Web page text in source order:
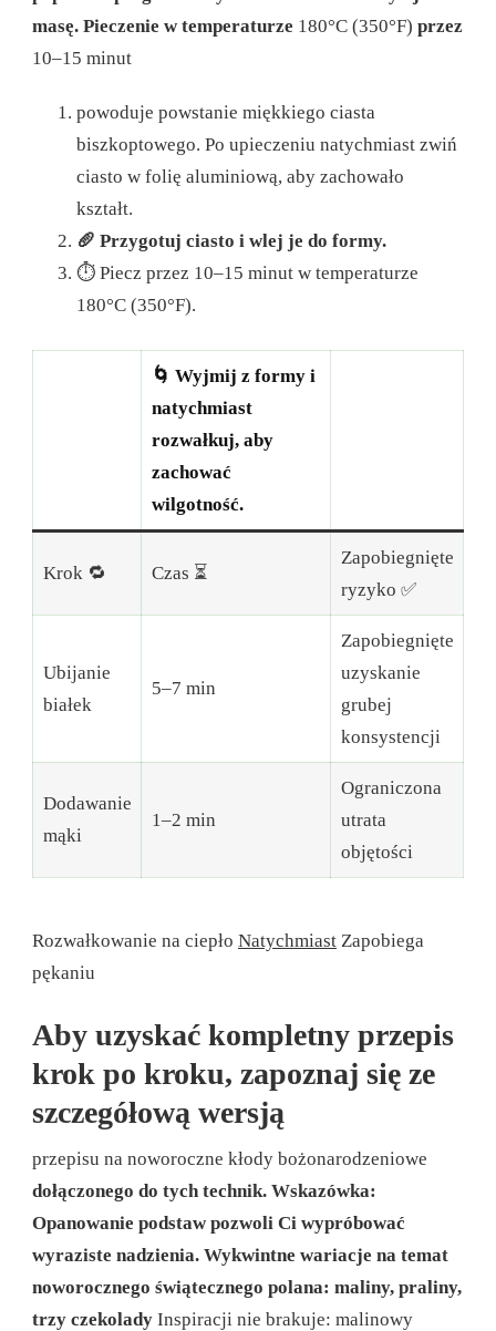
masę. Pieczenie w temperaturze 180°C (350°F) przez
10–15 minut
powoduje powstanie miękkiego ciasta
biszkoptowego. Po upieczeniu natychmiast zwiń
ciasto w folię aluminiową, aby zachowało
kształt.
🥖 Przygotuj ciasto i wlej je do formy.
⏱ Piecz przez 10–15 minut w temperaturze
180°C (350°F).
🌀 Wyjmij z formy i
natychmiast
rozwałkuj, aby
zachować
wilgotność.
Krok 🔁 Czas ⏳
Zapobiegnięte
ryzyko ✅
Ubijanie
białek
5–7 min
Zapobiegnięte
uzyskanie
grubej
konsystencji
Dodawanie
mąki
1–2 min
Ograniczona
utrata
objętości
Rozwałkowanie na ciepło Natychmiast Zapobiega
pękaniu
Aby uzyskać kompletny przepis
krok po kroku, zapoznaj się ze
szczegółową wersją
przepisu na noworoczne kłody bożonarodzeniowe
dołączonego do tych technik. Wskazówka:
Opanowanie podstaw pozwoli Ci wypróbować
wyraziste nadzienia. Wykwintne wariacje na temat
noworocznego świątecznego polana: maliny, praliny,
trzy czekolady Inspiracji nie brakuje: malinowy